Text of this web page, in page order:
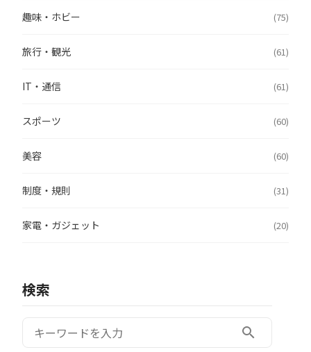
趣味・ホビー (75)
旅行・観光 (61)
IT・通信 (61)
スポーツ (60)
美容 (60)
制度・規則 (31)
家電・ガジェット (20)
検索
検索: search